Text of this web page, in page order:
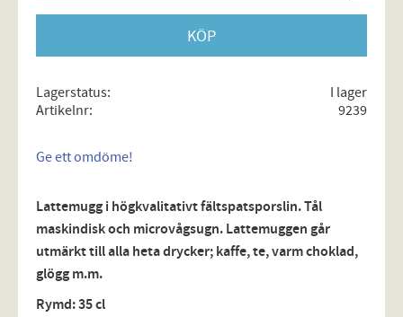
KÖP
Lagerstatus
I lager
Artikelnr
9239
Ge ett omdöme!
Lattemugg i högkvalitativt fältspatsporslin. Tål
maskindisk och microvågsugn. Lattemuggen går
utmärkt till alla heta drycker; kaffe, te, varm choklad,
glögg m.m.
Rymd: 35 cl